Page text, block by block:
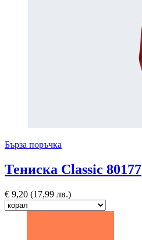
Бърза поръчка
Тениска Classic 80177
€ 9,20 (17,99 лв.)